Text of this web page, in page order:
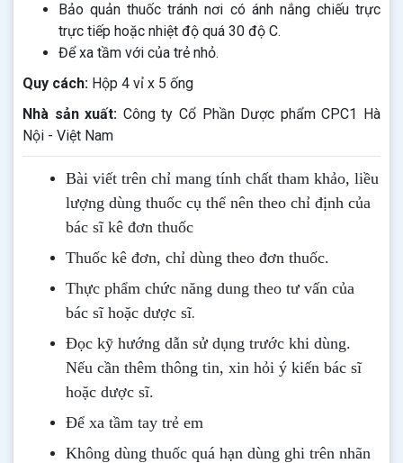
Bảo quản thuốc tránh nơi có ánh nắng chiếu trực
trực tiếp hoặc nhiệt độ quá 30 độ C.
Để xa tầm với của trẻ nhỏ.
Quy cách: Hộp 4 vỉ x 5 ống
Nhà sản xuất: Công ty Cổ Phần Dược phẩm CPC1 Hà
Nội - Việt Nam
Bài viết trên chỉ mang tính chất tham khảo, liều
lượng dùng thuốc cụ thể nên theo chỉ định của
bác sĩ kê đơn thuốc
Thuốc kê đơn, chỉ dùng theo đơn thuốc.
Thực phẩm chức năng dung theo tư vấn của
bác sĩ hoặc dược sĩ.
Đọc kỹ hướng dẫn sử dụng trước khi dùng.
Nếu cần thêm thông tin, xin hỏi ý kiến bác sĩ
hoặc dược sĩ.
Để xa tầm tay trẻ em
Không dùng thuốc quá hạn dùng ghi trên nhãn